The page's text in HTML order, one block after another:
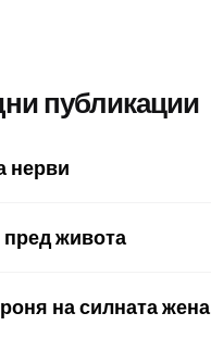
публикации
нерви
живота
на силната жена